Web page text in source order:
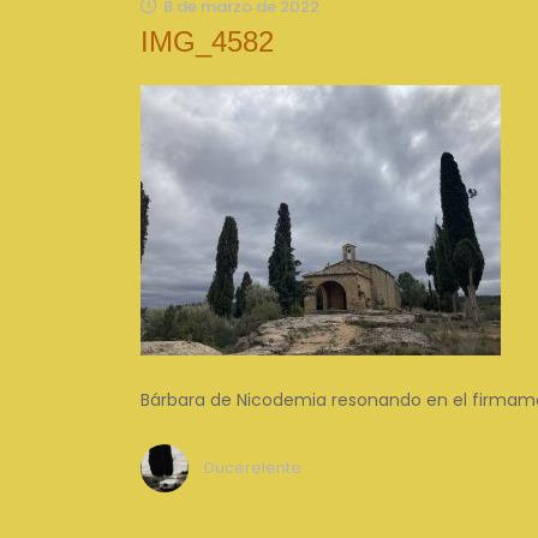
8 de marzo de 2022
IMG_4582
Bárbara de Nicodemia resonando en el
Ducerelente